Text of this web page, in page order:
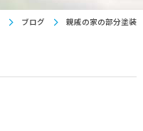
ブログ 親戚の家の部分塗装